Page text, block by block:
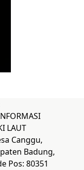
LAUT
Canggu,
Badung,
Pos: 80351